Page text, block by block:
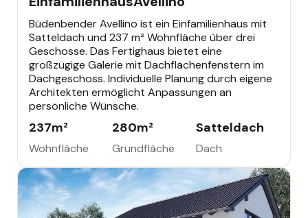
Büdenbender Avellino ist ein Einfamilienhaus mit
Satteldach und 237 m² Wohnfläche über drei
Geschosse. Das Fertighaus bietet eine
großzügige Galerie mit Dachflächenfenstern im
Dachgeschoss. Individuelle Planung durch eigene
Architekten ermöglicht Anpassungen an
persönliche Wünsche.
237m²
Wohnfläche
280m²
Grundfläche
Satteldach
Dach